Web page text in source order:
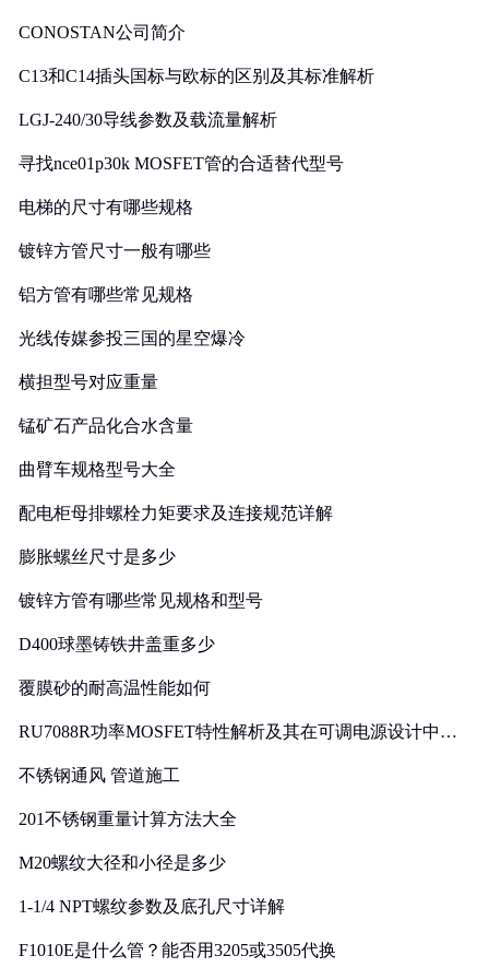
CONOSTAN公司简介
C13和C14插头国标与欧标的区别及其标准解析
LGJ-240/30导线参数及载流量解析
寻找nce01p30k MOSFET管的合适替代型号
电梯的尺寸有哪些规格
镀锌方管尺寸一般有哪些
铝方管有哪些常见规格
光线传媒参投三国的星空爆冷
横担型号对应重量
锰矿石产品化合水含量
曲臂车规格型号大全
配电柜母排螺栓力矩要求及连接规范详解
膨胀螺丝尺寸是多少
镀锌方管有哪些常见规格和型号
D400球墨铸铁井盖重多少
覆膜砂的耐高温性能如何
RU7088R功率MOSFET特性解析及其在可调电源设计中的
不锈钢通风 管道施工
201不锈钢重量计算方法大全
M20螺纹大径和小径是多少
1-1/4 NPT螺纹参数及底孔尺寸详解
F1010E是什么管？能否用3205或3505代换